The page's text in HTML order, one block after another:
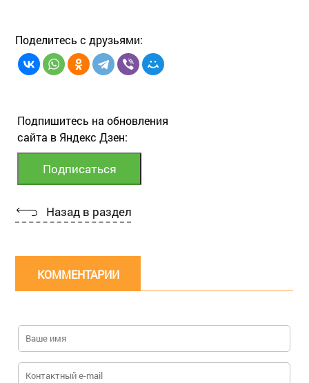
Поделитесь с друзьями:
Подпишитесь на обновления
сайта в Яндекс Дзен:
Назад в раздел
КОММЕНТАРИИ